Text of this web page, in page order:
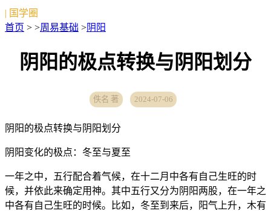
| 国学圈
首页 > >周易基础 >阴阳
阴阳的极点转换与阴阳划分
佚名 著 2024-07-06
阴阳的极点转换与阴阳划分
阴阳变化的极点：冬至与夏至
一年之中，五行配合着气候，在十二月中各有自己生旺的时
候，并依此来确定用神。其中五行又分为阴阳两股，在一年之
中各有自己生旺的时候。比如，冬至到来后，阳气上升，木有